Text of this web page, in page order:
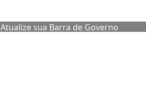
Atualize sua Barra de Governo